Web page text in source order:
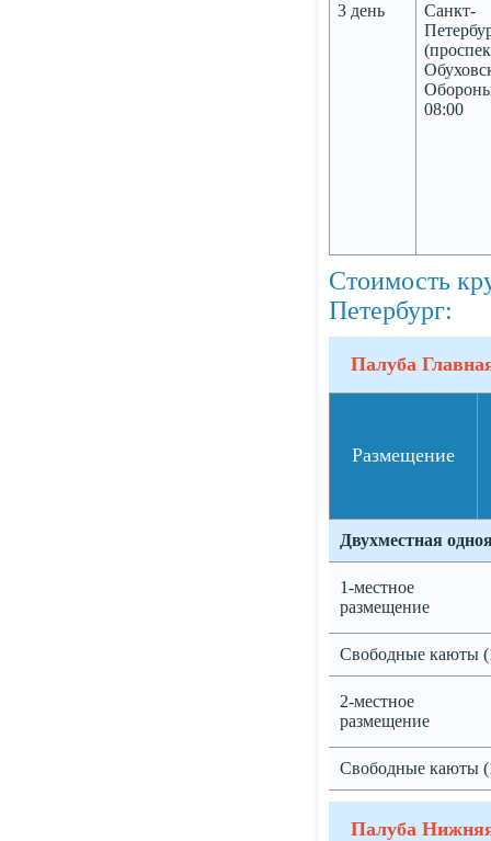
3 день
Санкт-
08:00
Стоимость
Петербург:
Палуба
Размещение
Двухместная
1-местное
размещение
Свободные каюты
2-местное
размещение
Свободные каюты
Палуба